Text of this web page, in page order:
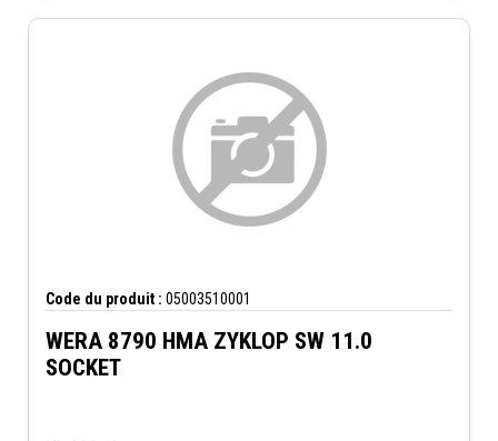
Code du produit : 05003510001
WERA 8790 HMA ZYKLOP SW 11.0
SOCKET